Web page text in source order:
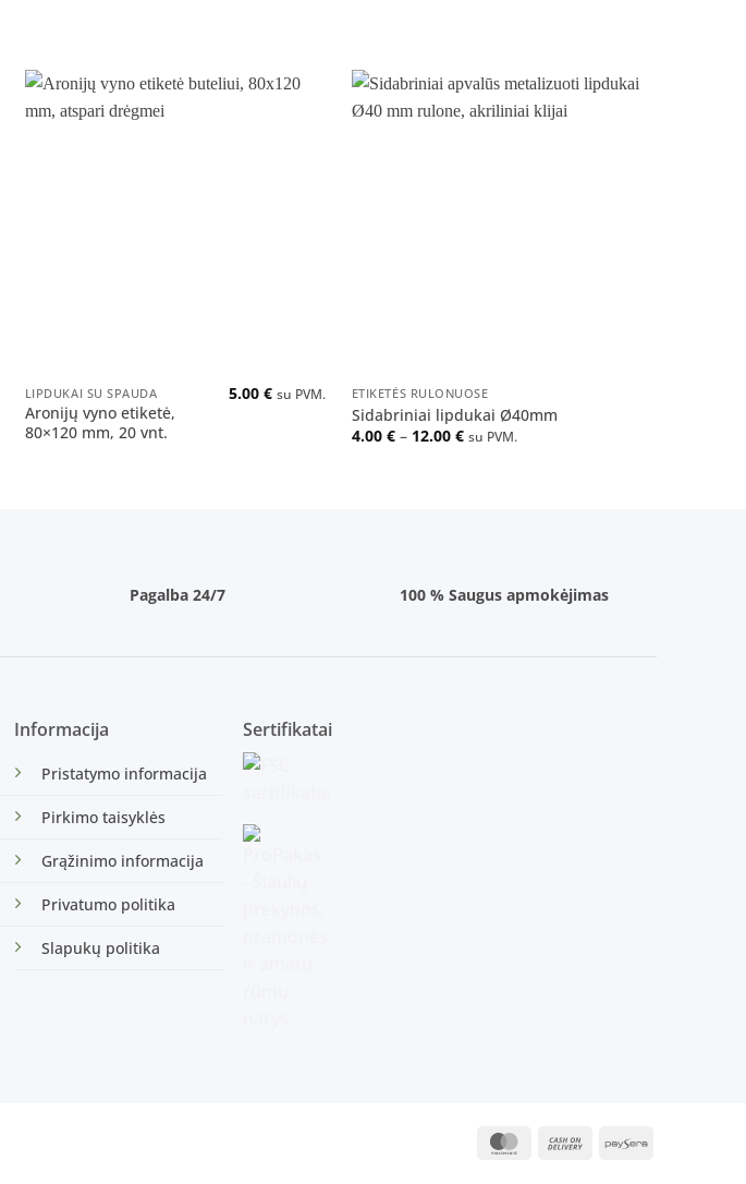
LIPDUKAI SU SPAUDA
Aronijų vyno etiketė,
80×120 mm, 20 vnt.
5.00€ su PVM. ETIKETĖS RULONUOSE
Sidabriniai lipdukai Ø40mm
4.00 € – 12.00 €Price
su PVM.
Pagalba 24/7 100 % Saugus apmokėjimas
Informacija
Pristatymo informacija
Pirkimo taisyklės
Grąžinimo informacija
Privatumo politika
Slapukų politika
Sertifikatai
MasterCardCash
Paysera